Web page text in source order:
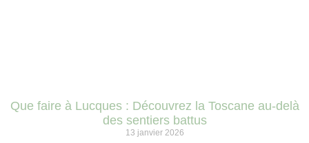
Que faire à Lucques : Découvrez la Toscane au-delà
des sentiers battus
13 janvier 2026